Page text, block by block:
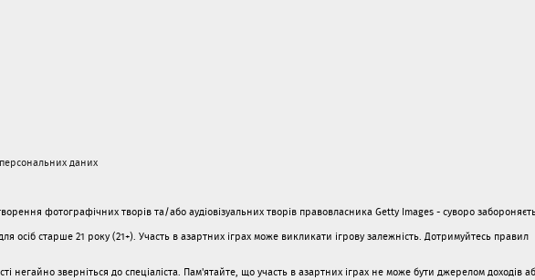
даних
фотографічних творів та/або аудіовізуальних творів правовласника Getty Images - суворо
осіб старше 21 року (21+). Участь в азартних іграх може викликати ігрову залежність. Дотримуйтесь правил
негайно зверніться до спеціаліста. Пам'ятайте, що участь в азартних іграх не може бути джерелом доходів